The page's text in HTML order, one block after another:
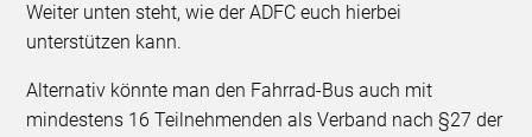
Weiter unten steht, wie der ADFC euch hierbei
unterstützen kann.
Alternativ könnte man den Fahrrad-Bus auch mit
mindestens 16 Teilnehmenden als Verband nach §27 der